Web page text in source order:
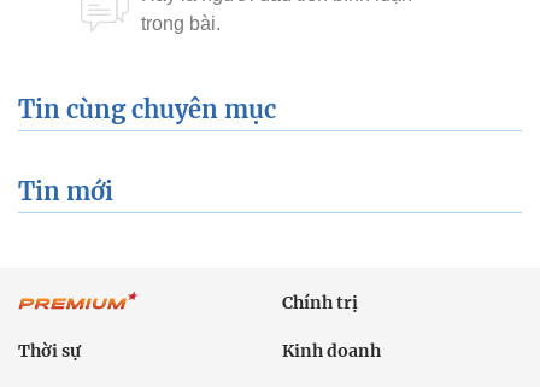
Tin cùng chuyên mục
Tin mới
Chính trị
Thời sự Kinh doanh